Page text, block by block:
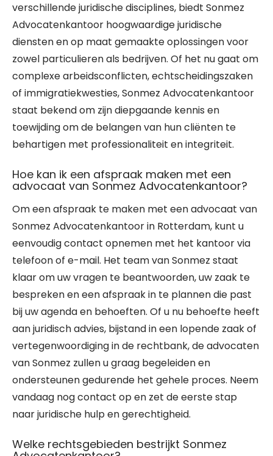
verschillende juridische disciplines, biedt Sonmez
Advocatenkantoor hoogwaardige juridische
diensten en op maat gemaakte oplossingen voor
zowel particulieren als bedrijven. Of het nu gaat om
complexe arbeidsconflicten, echtscheidingszaken
of immigratiekwesties, Sonmez Advocatenkantoor
staat bekend om zijn diepgaande kennis en
toewijding om de belangen van hun cliënten te
behartigen met professionaliteit en integriteit.
Hoe kan ik een afspraak maken met een
advocaat van Sonmez Advocatenkantoor?
Om een afspraak te maken met een advocaat van
Sonmez Advocatenkantoor in Rotterdam, kunt u
eenvoudig contact opnemen met het kantoor via
telefoon of e-mail. Het team van Sonmez staat
klaar om uw vragen te beantwoorden, uw zaak te
bespreken en een afspraak in te plannen die past
bij uw agenda en behoeften. Of u nu behoefte heeft
aan juridisch advies, bijstand in een lopende zaak of
vertegenwoordiging in de rechtbank, de advocaten
van Sonmez zullen u graag begeleiden en
ondersteunen gedurende het gehele proces. Neem
vandaag nog contact op en zet de eerste stap
naar juridische hulp en gerechtigheid.
Welke rechtsgebieden bestrijkt Sonmez